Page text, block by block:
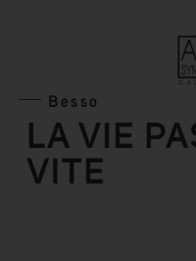
Besso
LA VIE
VITE